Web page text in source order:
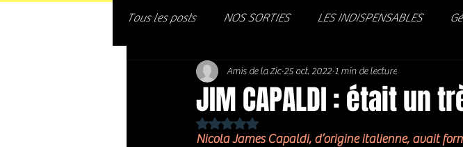
Tous les posts NOS SORTIES LES INDISPENSABLES
Soft Rock / Folk Jazz Soul / Funk / Rhythm Blues
Country / Americana
JIM CAPALDI : était un
Amis de la Zic 25 oct. 2022 1 min de lecture
Noté NaN étoiles sur 5.
Nicola James Capaldi, d’origine italienne, avait